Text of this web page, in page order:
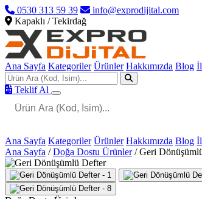
0530 313 59 39
info@exprodijital.com
Kapaklı / Tekirdağ
Ana Sayfa Kategoriler Ürünler Hakkımızda Blog
Teklif Al
Ana Sayfa Kategoriler Ürünler Hakkımızda Blog
Ana Sayfa / Doğa Dostu Ürünler / Geri